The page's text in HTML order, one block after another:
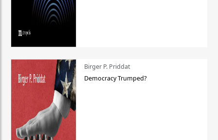
Birger P. Priddat
Democracy Trumped?